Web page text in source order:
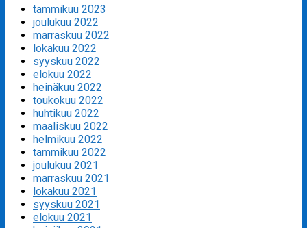
tammikuu 2023
joulukuu 2022
marraskuu 2022
lokakuu 2022
syyskuu 2022
elokuu 2022
heinäkuu 2022
toukokuu 2022
huhtikuu 2022
maaliskuu 2022
helmikuu 2022
tammikuu 2022
joulukuu 2021
marraskuu 2021
lokakuu 2021
syyskuu 2021
elokuu 2021